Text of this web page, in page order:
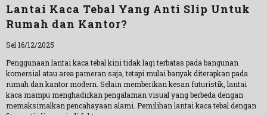
Lantai Kaca Tebal Yang Anti Slip Untuk
Rumah dan Kantor?
Sel 16/12/2025
Penggunaan lantai kaca tebal kini tidak lagi terbatas pada bangunan
komersial atau area pameran saja, tetapi mulai banyak diterapkan pada
rumah dan kantor modern. Selain memberikan kesan futuristik, lantai
kaca mampu menghadirkan pengalaman visual yang berbeda dengan
memaksimalkan pencahayaan alami. Pemilihan lantai kaca tebal dengan